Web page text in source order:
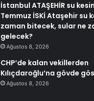
İstanbul ATAŞEHİR su
Temmuz İSKİ Ataşehir su
zaman bitecek, sular ne
gelecek?
Ağustos 8, 2026
CHP’de kalan vekillerden
Kılıçdaroğlu’na gövde
Ağustos 8, 2026